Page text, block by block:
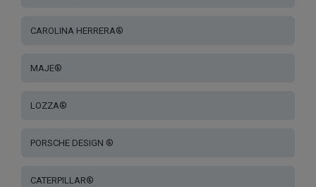
CAROLINA HERRERA®
MAJE®
LOZZA®
PORSCHE DESIGN ®
CATERPILLAR®